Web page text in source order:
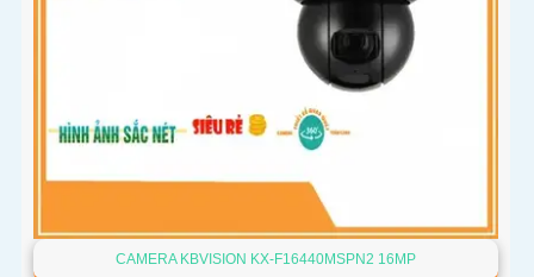
CAMERA KBVISION KX-F16440MSPN2 16MP